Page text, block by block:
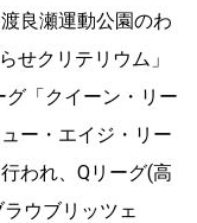
良瀬運動公園のわ
せクリテリウム」
「クイーン・リー
ー・エイジ・リー
われ、Qリーグ(高
ウブリッツェ